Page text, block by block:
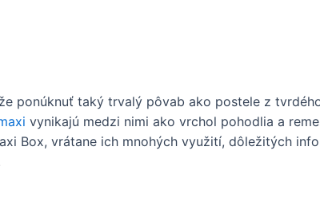
ponúknuť taký trvalý pôvab ako postele z
vynikajú medzi nimi ako vrchol pohodlia a
Box, vrátane ich mnohých využití, dôležitých